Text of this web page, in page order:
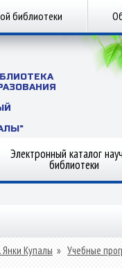
библиотеки
Электронный каталог
библиотеки
Янки Купалы » Учебные